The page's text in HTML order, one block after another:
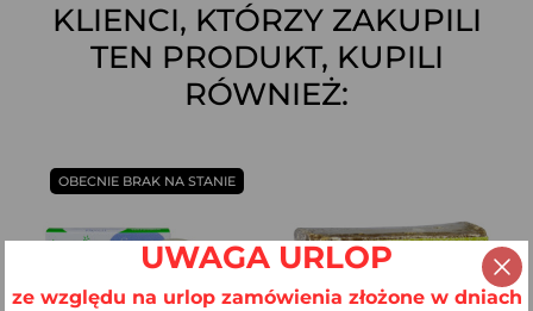
KLIENCI, KTÓRZY ZAKUPILI
TEN PRODUKT, KUPILI
RÓWNIEŻ:
OBECNIE BRAK NA STANIE
UWAGA URLOP
ze względu na urlop zamówienia złożone w dniach